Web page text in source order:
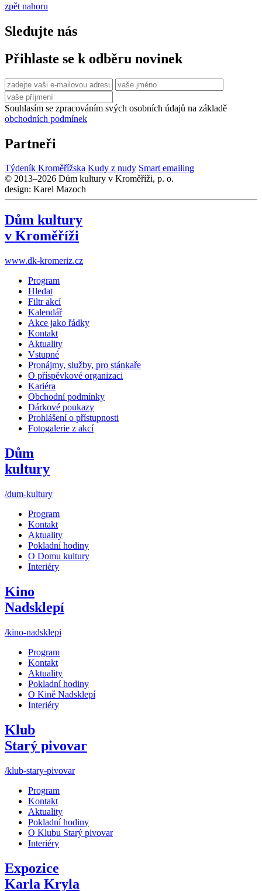
zpět nahoru
Sledujte nás
Přihlaste se k odběru novinek
Souhlasím se zpracováním svých osobních údajů na základě
obchodních podmínek
Partneři
Týdeník Kroměřížska Kudy z nudy Smart emailing
© 2013–2026 Dům kultury v Kroměříži, p. o.
design: Karel Mazoch
Dům kultury
v Kroměříži
www.dk-kromeriz.cz
Program
Hledat
Filtr akcí
Kalendář
Akce jako řádky
Kontakt
Aktuality
Vstupné
Pronájmy, služby, pro stánkaře
O příspěvkové organizaci
Kariéra
Obchodní podmínky
Dárkové poukazy
Prohlášení o přístupnosti
Fotogalerie z akcí
Dům
kultury
/dum-kultury
Program
Kontakt
Aktuality
Pokladní hodiny
O Domu kultury
Interiéry
Kino
Nadsklepí
/kino-nadsklepi
Program
Kontakt
Aktuality
Pokladní hodiny
O Kině Nadsklepí
Interiéry
Klub
Starý pivovar
/klub-stary-pivovar
Program
Kontakt
Aktuality
Pokladní hodiny
O Klubu Starý pivovar
Interiéry
Expozice
Karla Kryla